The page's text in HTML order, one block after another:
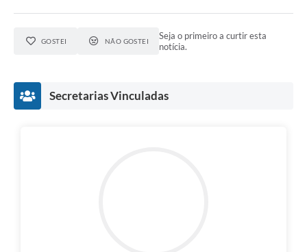
GOSTEI NÃO GOSTEI
Seja o primeiro a curtir esta
notícia.
Secretarias Vinculadas